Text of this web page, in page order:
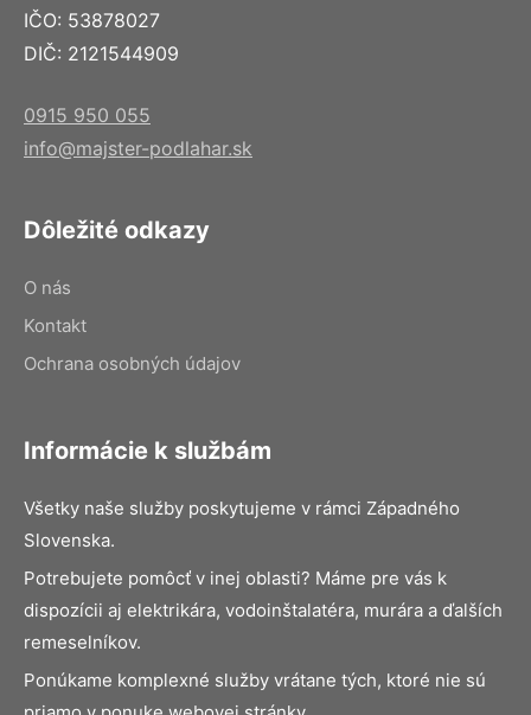
IČO: 53878027
DIČ: 2121544909
0915 950 055
info@majster-podlahar.sk
Dôležité odkazy
O nás
Kontakt
Ochrana osobných údajov
Informácie k službám
Všetky naše služby poskytujeme v rámci Západného
Slovenska.
Potrebujete pomôcť v inej oblasti? Máme pre vás k
dispozícii aj elektrikára, vodoinštalatéra, murára a ďalších
remeselníkov.
Ponúkame komplexné služby vrátane tých, ktoré nie sú